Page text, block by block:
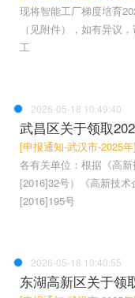
现将智能工厂梯度培育
（见附件），如有异议
工
2026-05-18 10:49:40
武昌区关于领取
[申报通知-武汉市-2025年]
各有关单位：根据《高
[2016]32号）《高新技
[2016]195号
2026-05-18 10:40:55
东湖高新区关于领